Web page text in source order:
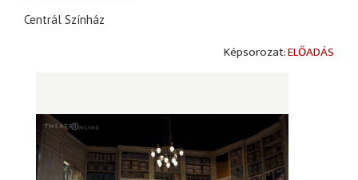
Centrál Színház
ELŐADÁS